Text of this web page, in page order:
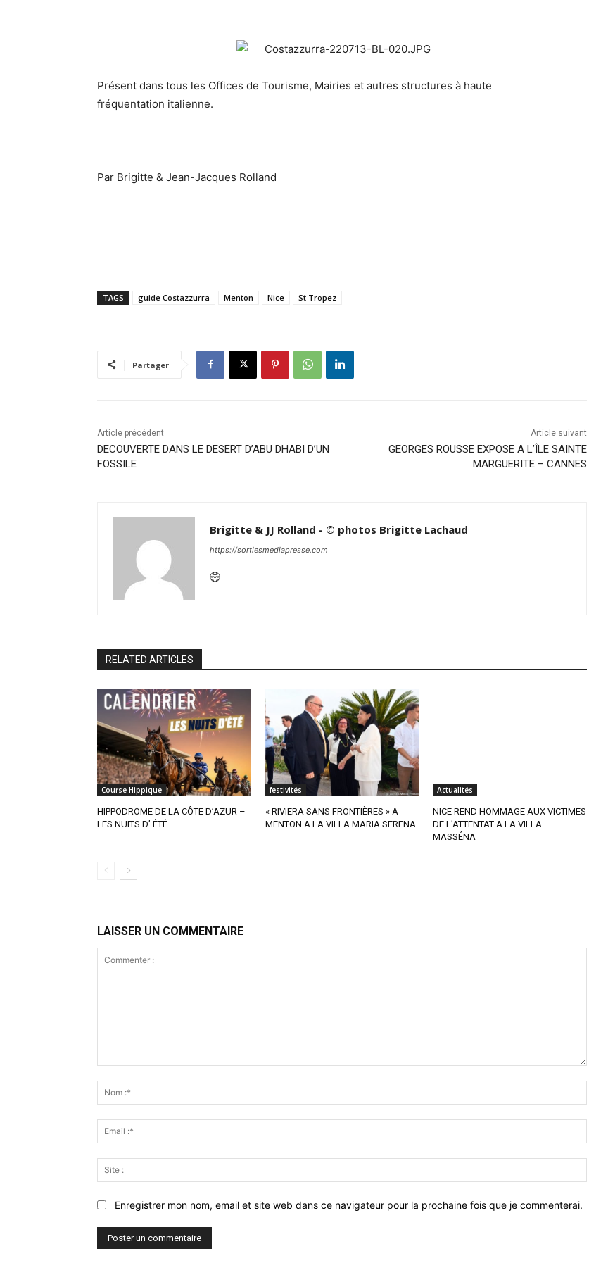
Présent dans tous les Offices de Tourisme, Mairies et autres structures à haute
fréquentation italienne.
Par Brigitte & Jean-Jacques Rolland
TAGS guide Costazzurra Menton Nice St Tropez
Partager
Article précédent
DECOUVERTE DANS LE DESERT D’ABU DHABI D’UN
FOSSILE
Article suivant
GEORGES ROUSSE EXPOSE A L’ÎLE SAINTE
MARGUERITE – CANNES
Brigitte & JJ Rolland - © photos Brigitte Lachaud
https://sortiesmediapresse.com
RELATED ARTICLES
Course Hippique
HIPPODROME DE LA CÔTE D’AZUR –
LES NUITS D’ ÉTÉ
festivités
« RIVIERA SANS FRONTIÈRES » A
MENTON A LA VILLA MARIA SERENA
Actualités
NICE REND HOMMAGE AUX VICTIMES
DE L’ATTENTAT A LA VILLA
MASSÉNA
LAISSER UN COMMENTAIRE
:*
:*
:
Enregistrer mon nom, email et site web dans ce navigateur pour la prochaine fois que je commenterai.